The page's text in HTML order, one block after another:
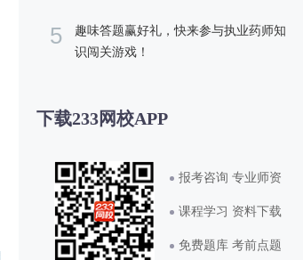
5
趣味答题赢好礼，快来参与执业药师知
识闯关游戏！
下载233网校APP
报考咨询 专业师资
课程学习 资料下载
免费题库 考前点题